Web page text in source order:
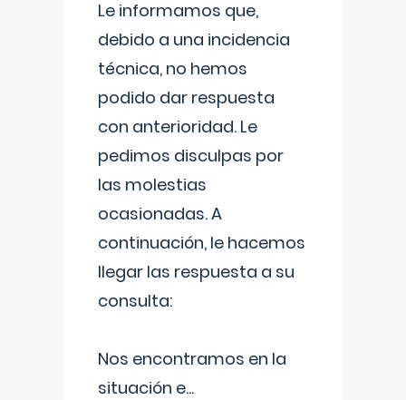
Le informamos que,
debido a una incidencia
técnica, no hemos
podido dar respuesta
con anterioridad. Le
pedimos disculpas por
las molestias
ocasionadas. A
continuación, le hacemos
llegar las respuesta a su
consulta:
Nos encontramos en la
situación e...